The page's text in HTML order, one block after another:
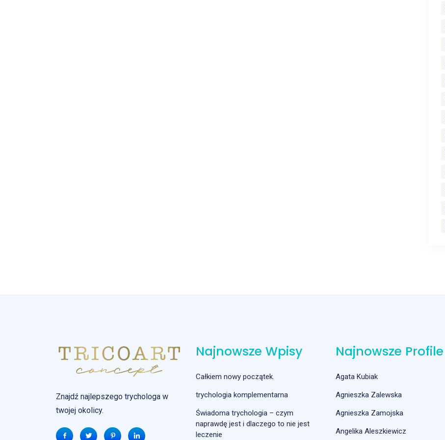
Znajdź najlepszego trychologa w
twojej okolicy.
Najnowsze Wpisy
Całkiem nowy początek.
trychologia komplementarna
Świadoma trychologia – czym
naprawdę jest i dlaczego to nie jest
leczenie
Najnowsze Profile
Agata Kubiak
Agnieszka Zalewska
Agnieszka Zamojska
Angelika Aleszkiewicz